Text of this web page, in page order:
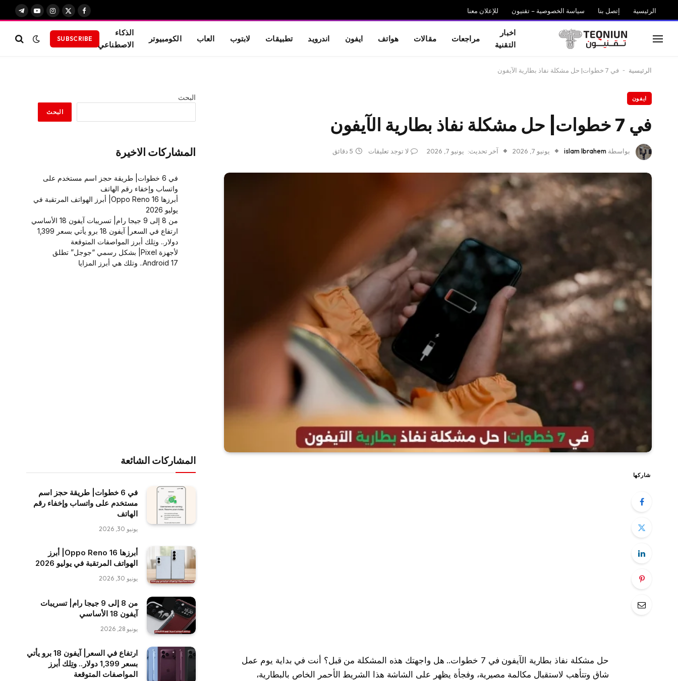
الرئيسية إتصل بنا سياسة الخصوصية – تقنيون للإعلان معنا
فيسبوك
X
الانستغرام
يوتيوبتيلقرام
اخبار
التقنية
مراجعات مقالات هواتف ايفون اندرويد تطبيقات لابتوب العاب الكومبيوتر
الذكاء
الاصطناعي
SUBSCRIBE
الرئيسية - في 7 خطوات| حل مشكلة نفاذ بطارية الآيفون
ايفون
في 7 خطوات| حل مشكلة نفاذ بطارية الآيفون
بواسطة islam Ibrahem يونيو 7, 2026 آخر تحديث: يونيو 7, 2026 لا توجد تعليقات 5 دقائق
شاركها
حل مشكلة نفاذ بطارية الآيفون في 7 خطوات.. هل واجهتك هذه المشكلة من قبل؟ أنت في بداية يوم عمل
شاق وتتأهب لاستقبال مكالمة مصيرية، وفجأة يظهر على الشاشة هذا الشريط الأحمر الخاص بالبطارية،
البحث
البحث
المشاركات الاخيرة
في 6 خطوات| طريقة حجز اسم مستخدم على
واتساب وإخفاء رقم الهاتف
أبرزها Oppo Reno 16| أبرز الهواتف المرتقبة في
يوليو 2026
من 8 إلى 9 جيجا رام| تسريبات آيفون 18 الأساسي
ارتفاع في السعر| آيفون 18 برو يأتي بسعر 1,399
دولار.. وتِلك أبرز المواصفات المتوقعة
لأجهزة Pixel| بشكل رسمي “جوجل” تطلق
Android 17.. وتلك هي أبرز المزايا
المشاركات الشائعة
في 6 خطوات| طريقة حجز اسم
مستخدم على واتساب وإخفاء رقم
الهاتف
يونيو 30, 2026
أبرزها Oppo Reno 16| أبرز
الهواتف المرتقبة في يوليو 2026
يونيو 30, 2026
من 8 إلى 9 جيجا رام| تسريبات
آيفون 18 الأساسي
يونيو 28, 2026
ارتفاع في السعر| آيفون 18 برو يأتي
بسعر 1,399 دولار.. وتِلك أبرز
المواصفات المتوقعة